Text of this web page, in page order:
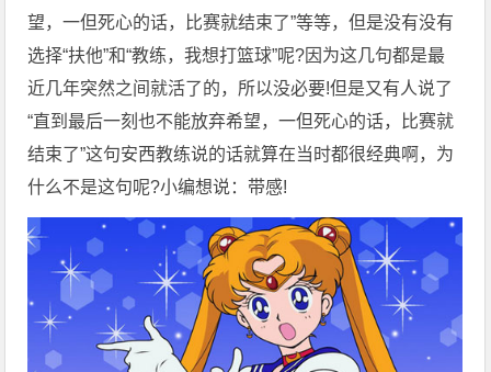
望，一但死心的话，比赛就结束了”等等，但是没有没有
选择“扶他”和“教练，我想打篮球”呢?因为这几句都是最
近几年突然之间就活了的，所以没必要!但是又有人说了
“直到最后一刻也不能放弃希望，一但死心的话，比赛就
结束了”这句安西教练说的话就算在当时都很经典啊，为
什么不是这句呢?小编想说：带感!